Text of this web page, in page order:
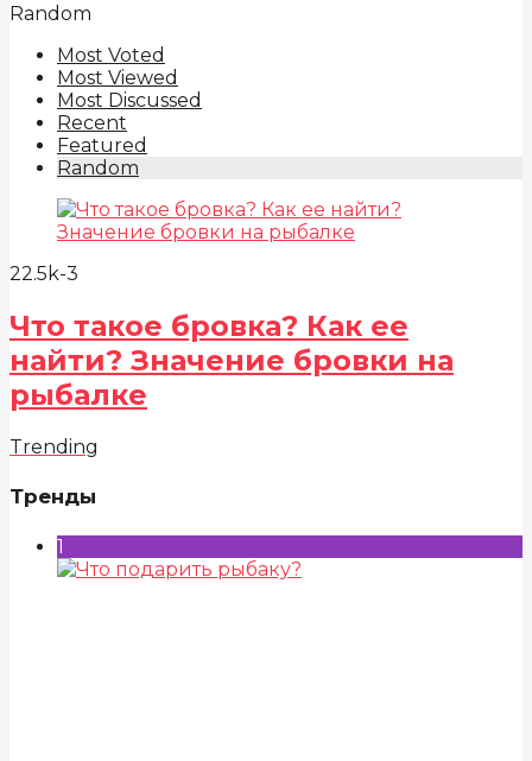
Random
Most Voted
Most Viewed
Most Discussed
Recent
Featured
Random
22.5k-3
Что такое бровка? Как ее
найти? Значение бровки на
рыбалке
Trending
Тренды
1